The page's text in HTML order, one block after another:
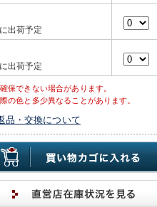
出荷予定
出荷予定
保できない場合があります。
の色と多少異なることがあります。
品・交換について